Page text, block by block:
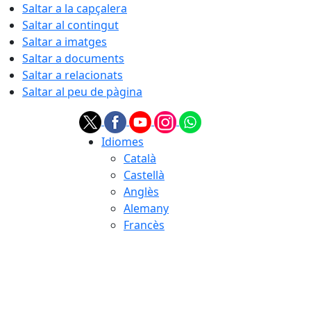
Saltar a la capçalera
Saltar al contingut
Saltar a imatges
Saltar a documents
Saltar a relacionats
Saltar al peu de pàgina
Idiomes
Català
Castellà
Anglès
Alemany
Francès